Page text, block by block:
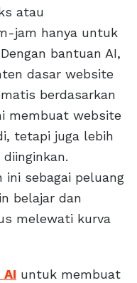
atau
jam hanya untuk
bantuan AI,
dasar website
berdasarkan
membuat website
tetapi juga lebih
ini sebagai peluang
belajar dan
melewati kurva
untuk membuat